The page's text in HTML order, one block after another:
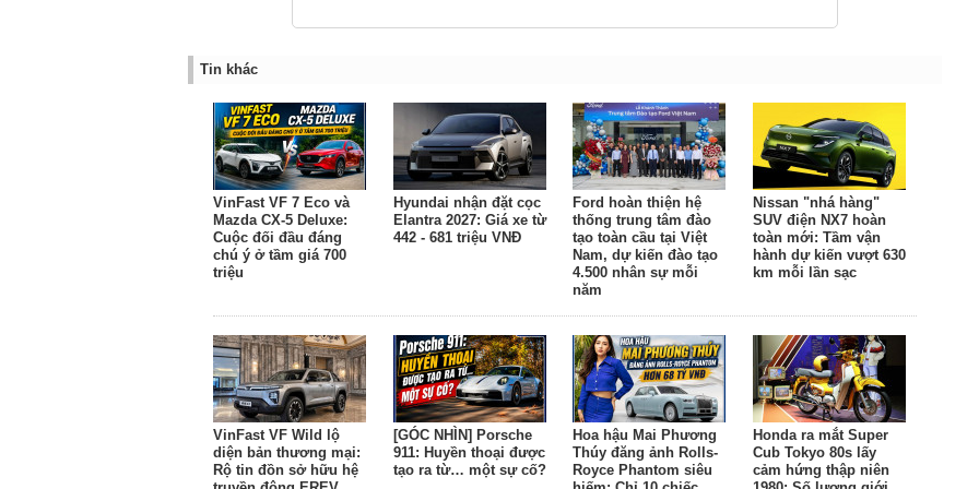
Tin khác
VinFast VF 7 Eco và
Mazda CX-5 Deluxe:
Cuộc đối đầu đáng
chú ý ở tầm giá 700
triệu
Hyundai nhận đặt cọc
Elantra 2027: Giá xe từ
442 - 681 triệu VNĐ
Ford hoàn thiện hệ
thống trung tâm đào
tạo toàn cầu tại Việt
Nam, dự kiến đào tạo
4.500 nhân sự mỗi
năm
Nissan "nhá hàng"
SUV điện NX7 hoàn
toàn mới: Tầm vận
hành dự kiến vượt 630
km mỗi lần sạc
VinFast VF Wild lộ
diện bản thương mại:
Rộ tin đồn sở hữu hệ
[GÓC NHÌN] Porsche
911: Huyền thoại được
tạo ra từ… một sự cố?
Hoa hậu Mai Phương
Thúy đăng ảnh Rolls-
Royce Phantom siêu
Honda ra mắt Super
Cub Tokyo 80s lấy
cảm hứng thập niên